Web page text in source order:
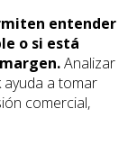
entender
o si está
Analizar
ayuda a tomar
comercial,